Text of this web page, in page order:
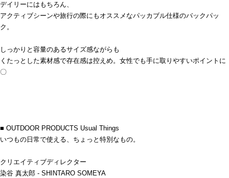
デイリーにはもちろん、
アクティブシーンや旅行の際にもオススメなパッカブル仕様のバックパッ
ク。
しっかりと容量のあるサイズ感ながらも
くたっとした素材感で存在感は控えめ。女性でも手に取りやすいポイントに
〇
■ OUTDOOR PRODUCTS Usual Things
いつもの日常で使える、ちょっと特別なもの。
クリエイティブディレクター
染谷 真太郎 - SHINTARO SOMEYA